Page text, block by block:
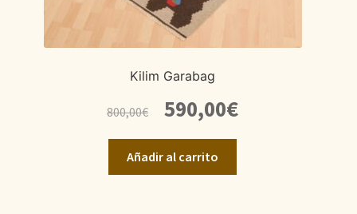
Kilim Garabag
800,00€
precio
original
era:
800,00€.
590,00€El
precio
Añadir al carrito